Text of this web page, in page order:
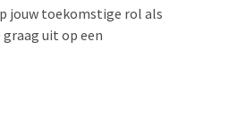
jouw toekomstige rol als
uit op een